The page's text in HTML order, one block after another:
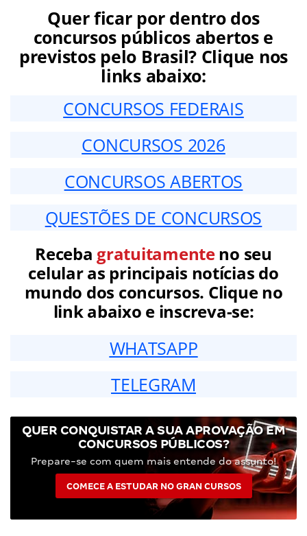
Quer ficar por dentro dos
concursos públicos abertos e
previstos pelo Brasil? Clique nos
links abaixo:
CONCURSOS FEDERAIS
CONCURSOS 2026
CONCURSOS ABERTOS
QUESTÕES DE CONCURSOS
Receba gratuitamenteno seu
celular as principais notícias do
mundo dos concursos. Clique no
link abaixo e inscreva-se:
WHATSAPP
TELEGRAM
QUER CONQUISTAR A SUA APROVAÇÃO EM
CONCURSOS PÚBLICOS?
Prepare-se com quem mais entende do assunto!
COMECE A ESTUDAR NO GRAN CURSOS